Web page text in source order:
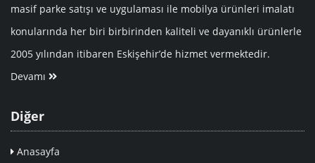
masif parke satışı ve uygulaması ile mobilya ürünleri imalatı
konularında her biri birbirinden kaliteli ve dayanıklı ürünlerle
2005 yılından itibaren Eskişehir’de hizmet vermektedir.
Devamı
Diğer
Anasayfa